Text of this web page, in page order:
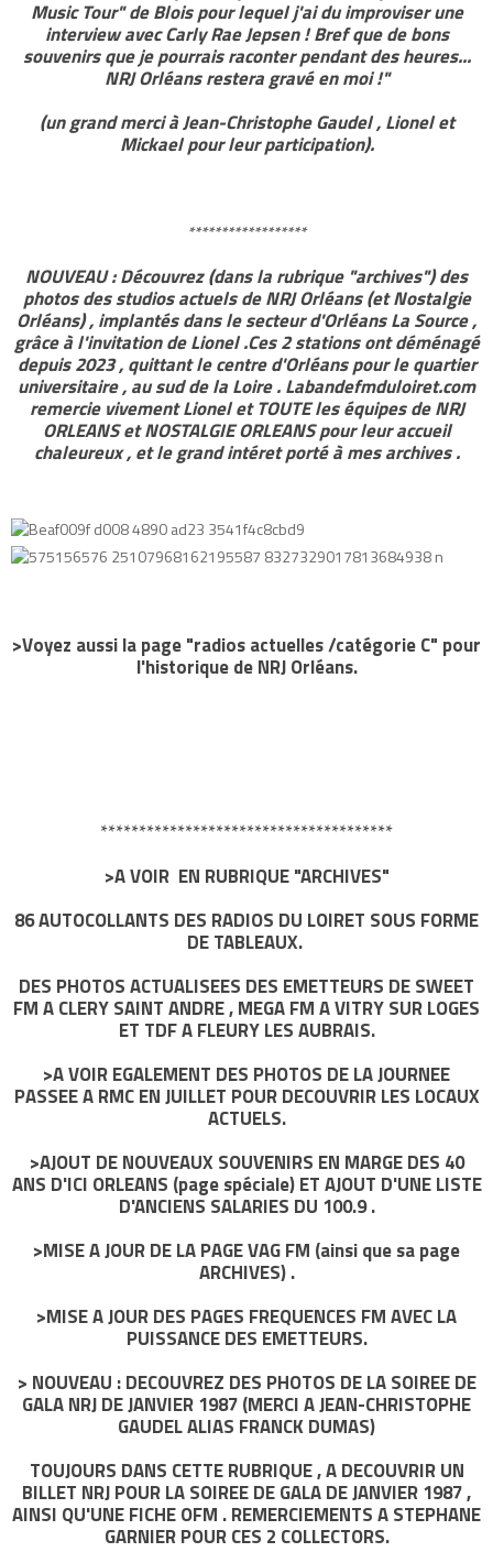
Music Tour" de Blois pour lequel j'ai du improviser une
interview avec Carly Rae Jepsen ! Bref que de bons
souvenirs que je pourrais raconter pendant des heures...
NRJ Orléans restera gravé en moi !"
(un grand merci à Jean-Christophe Gaudel , Lionel et
Mickael pour leur participation).
******************
NOUVEAU : Découvrez (dans la rubrique "archives") des
photos des studios actuels de NRJ Orléans (et Nostalgie
Orléans) , implantés dans le secteur d'Orléans La Source ,
grâce à l'invitation de Lionel .Ces 2 stations ont déménagé
depuis 2023 , quittant le centre d'Orléans pour le quartier
universitaire , au sud de la Loire . Labandefmduloiret.com
remercie vivement Lionel et TOUTE les équipes de NRJ
ORLEANS et NOSTALGIE ORLEANS pour leur accueil
chaleureux , et le grand intéret porté à mes archives .
>Voyez aussi la page "radios actuelles /catégorie C" pour
l'historique de NRJ Orléans.
**************************************
>A VOIR EN RUBRIQUE "ARCHIVES"
86 AUTOCOLLANTS DES RADIOS DU LOIRET SOUS FORME
DE TABLEAUX.
DES PHOTOS ACTUALISEES DES EMETTEURS DE SWEET
FM A CLERY SAINT ANDRE , MEGA FM A VITRY SUR LOGES
ET TDF A FLEURY LES AUBRAIS.
>A VOIR EGALEMENT DES PHOTOS DE LA JOURNEE
PASSEE A RMC EN JUILLET POUR DECOUVRIR LES LOCAUX
ACTUELS.
>AJOUT DE NOUVEAUX SOUVENIRS EN MARGE DES 40
ANS D'ICI ORLEANS (page spéciale) ET AJOUT D'UNE LISTE
D'ANCIENS SALARIES DU 100.9 .
>MISE A JOUR DE LA PAGE VAG FM (ainsi que sa page
ARCHIVES) .
>MISE A JOUR DES PAGES FREQUENCES FM AVEC LA
PUISSANCE DES EMETTEURS.
> NOUVEAU : DECOUVREZ DES PHOTOS DE LA SOIREE DE
GALA NRJ DE JANVIER 1987 (MERCI A JEAN-CHRISTOPHE
GAUDEL ALIAS FRANCK DUMAS)
TOUJOURS DANS CETTE RUBRIQUE , A DECOUVRIR UN
BILLET NRJ POUR LA SOIREE DE GALA DE JANVIER 1987 ,
AINSI QU'UNE FICHE OFM . REMERCIEMENTS A STEPHANE
GARNIER POUR CES 2 COLLECTORS.